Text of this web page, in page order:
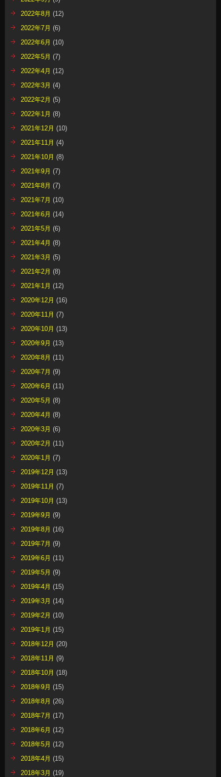
2022年8月 (12)
2022年7月 (6)
2022年6月 (10)
2022年5月 (7)
2022年4月 (12)
2022年3月 (4)
2022年2月 (5)
2022年1月 (8)
2021年12月 (10)
2021年11月 (4)
2021年10月 (8)
2021年9月 (7)
2021年8月 (7)
2021年7月 (10)
2021年6月 (14)
2021年5月 (6)
2021年4月 (8)
2021年3月 (5)
2021年2月 (8)
2021年1月 (12)
2020年12月 (16)
2020年11月 (7)
2020年10月 (13)
2020年9月 (13)
2020年8月 (11)
2020年7月 (9)
2020年6月 (11)
2020年5月 (8)
2020年4月 (8)
2020年3月 (6)
2020年2月 (11)
2020年1月 (7)
2019年12月 (13)
2019年11月 (7)
2019年10月 (13)
2019年9月 (9)
2019年8月 (16)
2019年7月 (9)
2019年6月 (11)
2019年5月 (9)
2019年4月 (15)
2019年3月 (14)
2019年2月 (10)
2019年1月 (15)
2018年12月 (20)
2018年11月 (9)
2018年10月 (18)
2018年9月 (15)
2018年8月 (26)
2018年7月 (17)
2018年6月 (12)
2018年5月 (12)
2018年4月 (15)
2018年3月 (19)